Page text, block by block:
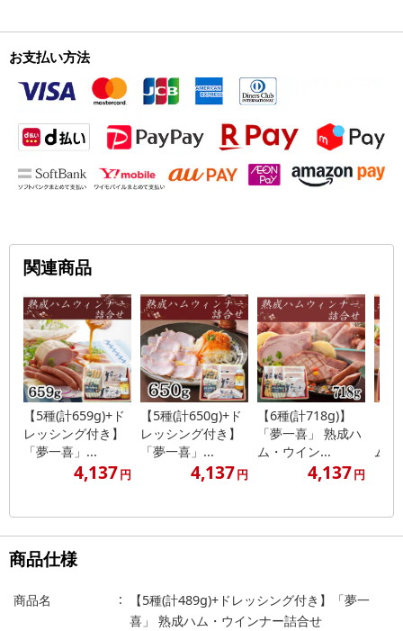
お支払い方法
関連商品
【5種(計659g)+ド
レッシング付き】
「夢一喜」...
4,137円
【5種(計650g)+ド
レッシング付き】
「夢一喜」...
4,137円
【6種(計718g)】
「夢一喜」 熟成ハ
ム・ウイン...
4,137円
ム
商品仕様
商品名
【5種(計489g)+ドレッシング付き】「夢一
喜」 熟成ハム・ウインナー詰合せ